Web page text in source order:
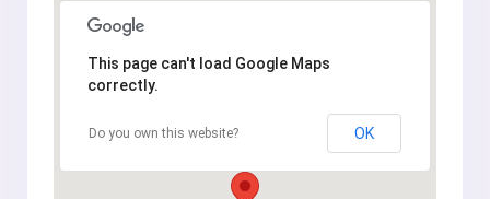
This page can't load Google Maps
correctly.
Do you own this website? OK